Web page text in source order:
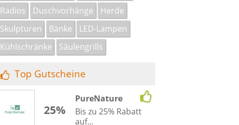
Radios
Duschvorhänge
Herde
Skulpturen
Bänke
LED-Lampen
Kühlschränke
Säulengrills
Top Gutscheine
25%
PureNature
Bis zu 25% Rabatt
auf...